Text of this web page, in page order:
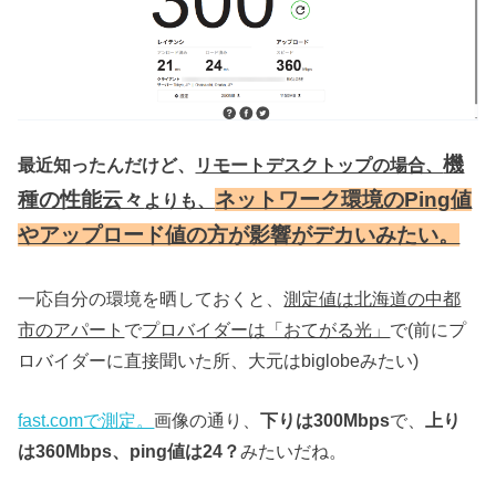
最近知ったんだけど、 リモートデスクトップの場合、機
種の性能云々 よりも、 ネットワーク環境のPing値
やアップロード値の方が影響がデカいみたい。
一応自分の環境を晒しておくと、測定値は北海道の中都
市のアパート でプロバイダーは「おてがる光」 で(前にプ
ロバイダーに直接聞いた所、大元はbiglobeみたい)
fast.comで測定。画像の通り、下りは300Mbpsで、
上り
は360Mbps、ping値は24？みたいだね。